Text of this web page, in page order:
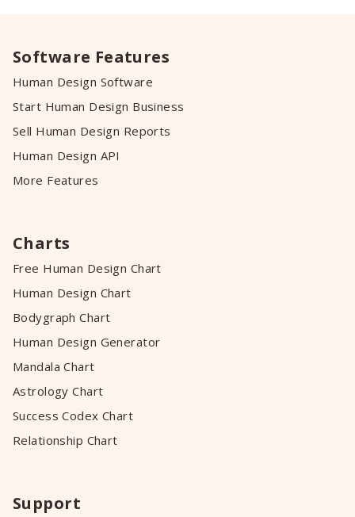
Software Features
Human Design Software
Start Human Design Business
Sell Human Design Reports
Human Design API
More Features
Charts
Free Human Design Chart
Human Design Chart
Bodygraph Chart
Human Design Generator
Mandala Chart
Astrology Chart
Success Codex Chart
Relationship Chart
Support